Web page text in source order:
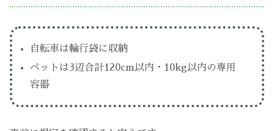
自転車は輪行袋に収納
ペットは3辺合計120cm以内・10kg以内の専用
容器